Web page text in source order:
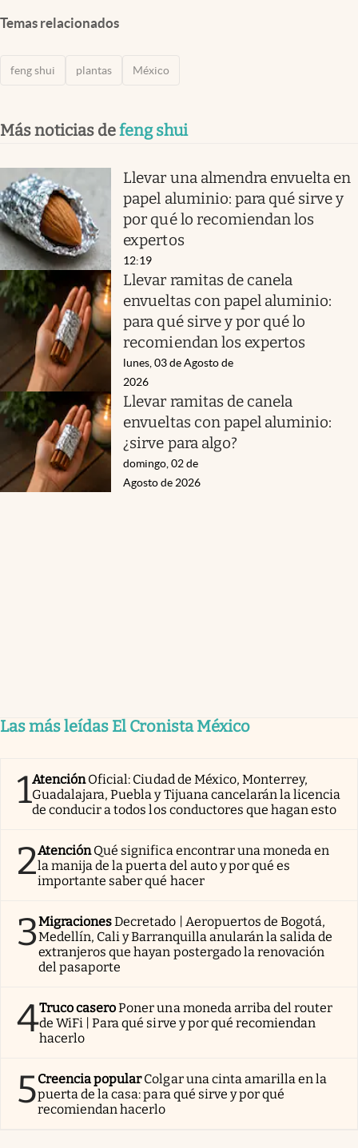
Temas relacionados
feng shui plantas México
Más noticias defeng shui
Llevar una almendra envuelta en
papel aluminio: para qué sirve y
por qué lo recomiendan los
expertos
12:19
Llevar ramitas de canela
envueltas con papel aluminio:
para qué sirve y por qué lo
recomiendan los expertos
lunes, 03 de Agosto de
2026
Llevar ramitas de canela
envueltas con papel aluminio:
¿sirve para algo?
domingo, 02 de
Agosto de 2026
Las más leídas El Cronista México
1AtenciónOficial: Ciudad de México, Monterrey,
Guadalajara, Puebla y Tijuana cancelarán la licencia
de conducir a todos los conductores que hagan esto
2AtenciónQué significa encontrar una moneda en
la manija de la puerta del auto y por qué es
importante saber qué hacer
3MigracionesDecretado | Aeropuertos de Bogotá,
Medellín, Cali y Barranquilla anularán la salida de
extranjeros que hayan postergado la renovación
del pasaporte
4Truco caseroPoner una moneda arriba del router
de WiFi | Para qué sirve y por qué recomiendan
hacerlo
5Creencia popularColgar una cinta amarilla en la
puerta de la casa: para qué sirve y por qué
recomiendan hacerlo